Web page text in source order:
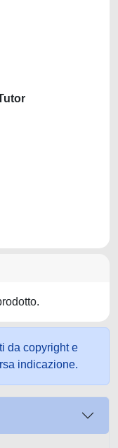
da copyright e
indicazione.